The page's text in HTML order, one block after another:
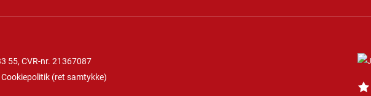
55, CVR-nr. 21367087
Cookiepolitik (ret samtykke)